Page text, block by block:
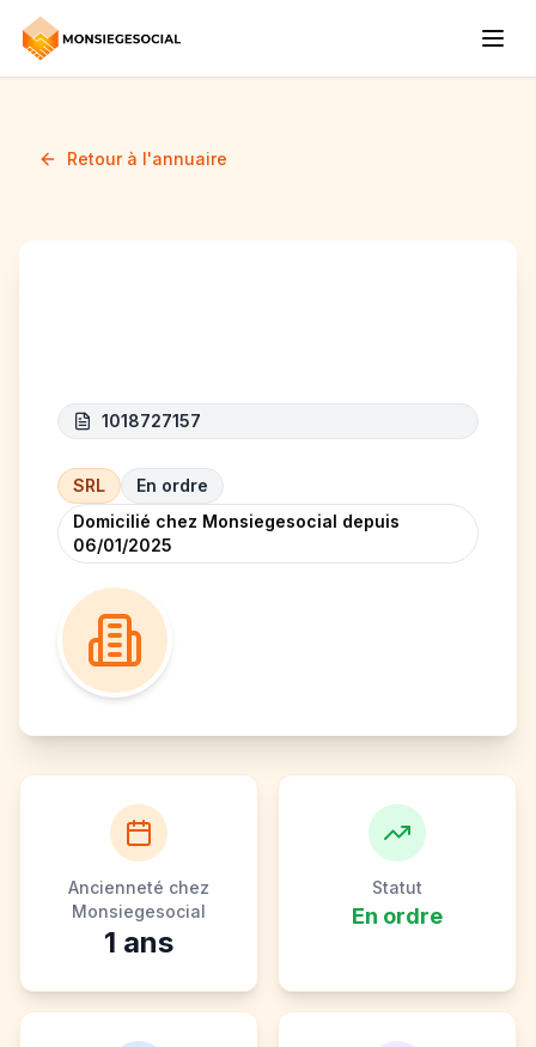
Retour à l'annuaire
1018727157
SRL
En ordre
Domicilié chez Monsiegesocial depuis
06/01/2025
Ancienneté chez
Monsiegesocial
1 ans
Statut
En ordre